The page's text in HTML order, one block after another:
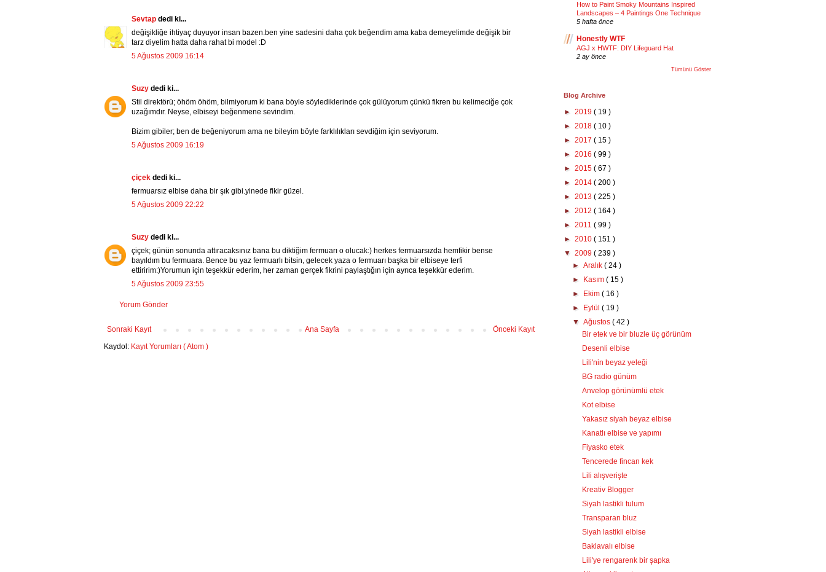
Sevtap dedi ki...
değişikliğe ihtiyaç duyuyor insan bazen.ben yine sadesini daha çok beğendim ama kaba demeyelimde değişik bir
tarz diyelim hatta daha rahat bi model :D
5 Ağustos 2009 16:14
Suzy dedi ki...
Stil direktörü; öhöm öhöm, bilmiyorum ki bana böyle söylediklerinde çok gülüyorum çünkü fikren bu kelimeciğe çok
uzağımdır. Neyse, elbiseyi beğenmene sevindim.
Bizim gibiler; ben de beğeniyorum ama ne bileyim böyle farklılıkları sevdiğim için seviyorum.
5 Ağustos 2009 16:19
çiçek dedi ki...
fermuarsız elbise daha bir şık gibi.yinede fikir güzel.
5 Ağustos 2009 22:22
Suzy dedi ki...
çiçek; günün sonunda attıracaksınız bana bu diktiğim fermuarı o olucak:) herkes fermuarsızda hemfikir bense
bayıldım bu fermuara. Bence bu yaz fermuarlı bitsin, gelecek yaza o fermuarı başka bir elbiseye terfi
ettiririm:)Yorumun için teşekkür ederim, her zaman gerçek fikrini paylaştığın için ayrıca teşekkür ederim.
5 Ağustos 2009 23:55
Yorum Gönder
Sonraki Kayıt Önceki Kayıt
Ana Sayfa
Kaydol: Kayıt Yorumları ( Atom )
How to Paint Smoky Mountains Inspired
Landscapes – 4 Paintings One Technique
5 hafta önce
Honestly WTF
AGJ x HWTF: DIY Lifeguard Hat
2 ay önce
Tümünü Göster
Blog Archive
► 2019 ( 19 )
► 2018 ( 10 )
► 2017 ( 15 )
► 2016 ( 99 )
► 2015 ( 67 )
► 2014 ( 200 )
► 2013 ( 225 )
► 2012 ( 164 )
► 2011 ( 99 )
► 2010 ( 151 )
▼ 2009 ( 239 )
►Aralık( 24 )
►
Kasım( 15 )
►
Ekim( 16 )
►
Eylül( 19 )
▼Ağustos( 42 )
Bir etek ve bir bluzle üç görünüm
Desenli elbise
Lili'nin beyaz yeleği
BG radio günüm
Anvelop görünümlü etek
Kot elbise
Yakasız siyah beyaz elbise
Kanatlı elbise ve yapımı
Fiyasko etek
Tencerede fincan kek
Lili alışverişte
Kreativ Blogger
Siyah lastikli tulum
Transparan bluz
Siyah lastikli elbise
Baklavalı elbise
Lili'ye rengarenk bir şapka